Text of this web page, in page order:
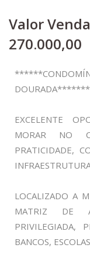
Valor
270.000,00
EXCELENTE
MORAR NO
PRATICIDADE,
LOCALIZADO A
MATRIZ DE
PRIVILEGIADA,
BANCOS,